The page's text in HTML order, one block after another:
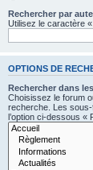
Rechercher par
Utilisez le caractère
OPTIONS DE
Rechercher dans
Choisissez le forum
recherche. Les
l’option ci-dessous